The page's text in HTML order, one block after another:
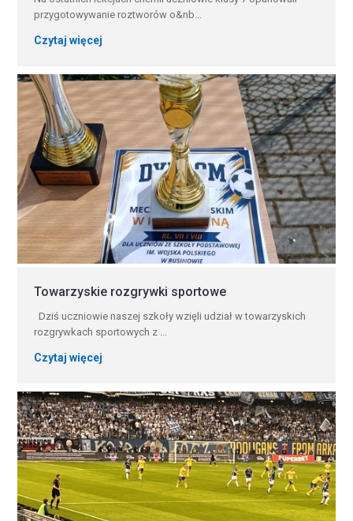
przygotowywanie roztworów o&nb...
Czytaj więcej
Towarzyskie rozgrywki sportowe
Dziś uczniowie naszej szkoły wzięli udział w towarzyskich
rozgrywkach sportowych z ...
Czytaj więcej